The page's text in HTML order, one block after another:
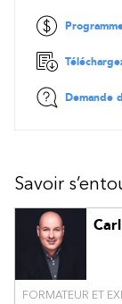
coût de
Demande
Savoir
FORMATEUR ET